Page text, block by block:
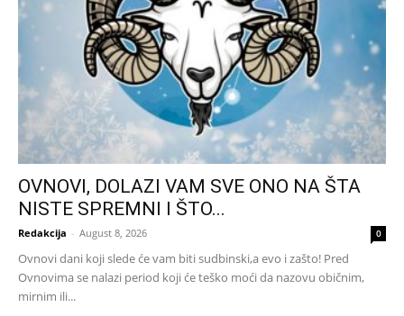
OVNOVI, DOLAZI VAM SVE ONO NA ŠTA
NISTE SPREMNI I ŠTO...
Redakcija - August 8, 2026 0
Ovnovi dani koji slede će vam biti sudbinski,a evo i zašto! Pred
Ovnovima se nalazi period koji će teško moći da nazovu običnim,
mirnim ili...